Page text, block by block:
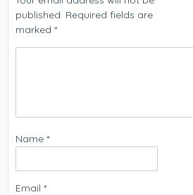
published. Required fields are
marked*
Name*
Email*